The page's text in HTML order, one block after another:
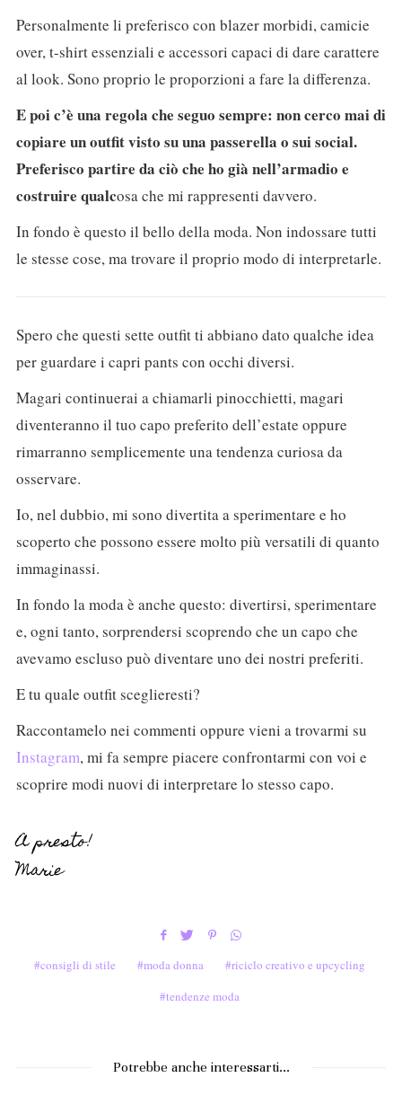
Personalmente li preferisco con blazer morbidi, camicie
over, t-shirt essenziali e accessori capaci di dare carattere
al look. Sono proprio le proporzioni a fare la differenza.
E poi c’è una regola che seguo sempre: non cerco mai di
copiare un outfit visto su una passerella o sui social.
Preferisco partire da ciò che ho già nell’armadio e
costruire qualcosa che mi rappresenti davvero.
In fondo è questo il bello della moda. Non indossare tutti
le stesse cose, ma trovare il proprio modo di interpretarle.
Spero che questi sette outfit ti abbiano dato qualche idea
per guardare i capri pants con occhi diversi.
Magari continuerai a chiamarli pinocchietti, magari
diventeranno il tuo capo preferito dell’estate oppure
rimarranno semplicemente una tendenza curiosa da
osservare.
Io, nel dubbio, mi sono divertita a sperimentare e ho
scoperto che possono essere molto più versatili di quanto
immaginassi.
In fondo la moda è anche questo: divertirsi, sperimentare
e, ogni tanto, sorprendersi scoprendo che un capo che
avevamo escluso può diventare uno dei nostri preferiti.
E tu quale outfit sceglieresti?
Raccontamelo nei commenti oppure vieni a trovarmi su
Instagram, mi fa sempre piacere confrontarmi con voi e
scoprire modi nuovi di interpretare lo stesso capo.
A presto!
Marie
consigli di stile moda donna
riciclo creativo e upcycling
tendenze moda
Potrebbe anche interessarti...